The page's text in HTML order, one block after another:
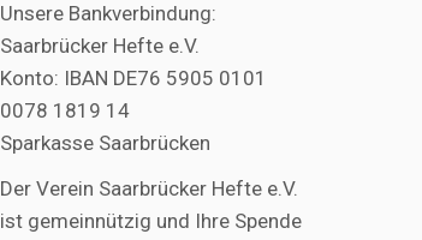
Unsere Bankverbindung:
Saarbrücker Hefte e.V.
Konto: IBAN DE76 5905 0101
0078 1819 14
Sparkasse Saarbrücken
Der Verein Saarbrücker Hefte e.V.
ist gemeinnützig und Ihre Spende